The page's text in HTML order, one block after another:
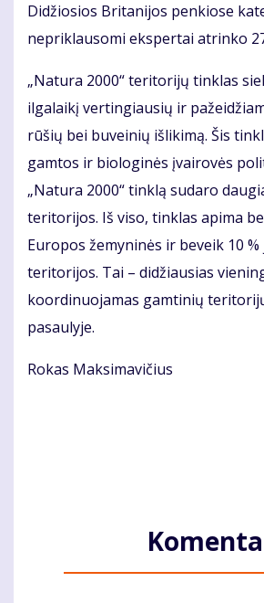
Didžiosios Britanijos penkiose
nepriklausomi ekspertai atrinko
„Natura 2000“ teritorijų tinklas
ilgalaikį vertingiausių ir
rūšių bei buveinių išlikimą. Šis
gamtos ir biologinės įvairovės
„Natura 2000“ tinklą sudaro
teritorijos. Iš viso, tinklas apima
Europos žemyninės ir beveik 10
teritorijos. Tai – didžiausias
koordinuojamas gamtinių
pasaulyje.
Rokas Maksimavičius